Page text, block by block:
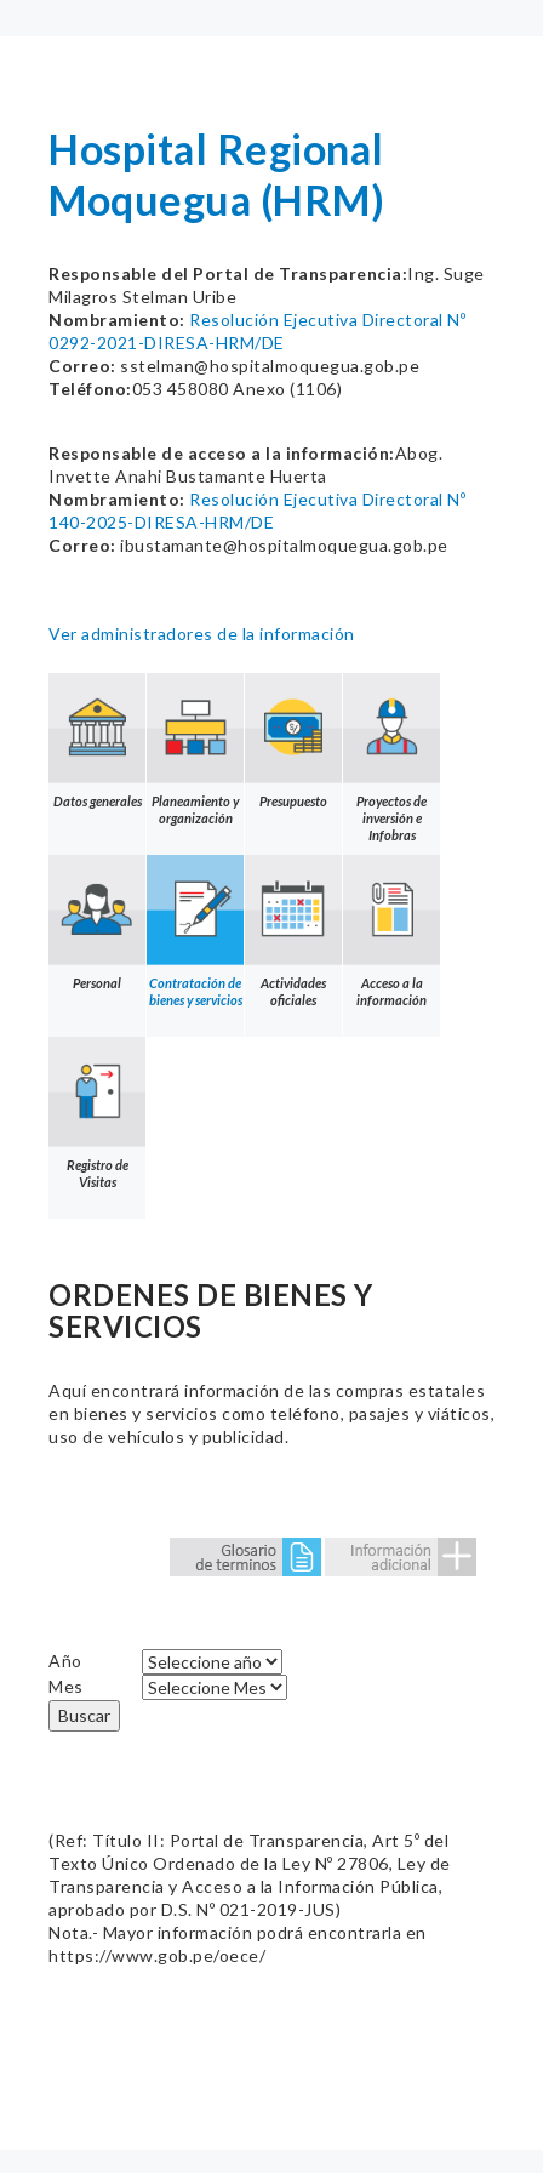
Hospital Regional
Moquegua (HRM)
Responsable del Portal de Transparencia:Ing. Suge
Milagros Stelman Uribe
Nombramiento: Resolución Ejecutiva Directoral Nº
0292-2021-DIRESA-HRM/DE
Correo: sstelman@hospitalmoquegua.gob.pe
Teléfono:053 458080 Anexo (1106)
Responsable de acceso a la información:Abog.
Invette Anahi Bustamante Huerta
Nombramiento: Resolución Ejecutiva Directoral Nº
140-2025-DIRESA-HRM/DE
Correo: ibustamante@hospitalmoquegua.gob.pe
Ver administradores de la información
Datos generales
Planeamiento y
organización
Presupuesto
Proyectos de
inversión e
Infobras
Personal
Contratación de
bienes y servicios
Actividades
oficiales
Acceso a la
información
Registro de
Visitas
ORDENES DE BIENES Y
SERVICIOS
Aquí encontrará información de las compras estatales
en bienes y servicios como teléfono, pasajes y viáticos,
uso de vehículos y publicidad.
Año
Mes
Buscar
(Ref: Título II: Portal de Transparencia, Art 5º del
Texto Único Ordenado de la Ley Nº 27806, Ley de
Transparencia y Acceso a la Información Pública,
aprobado por D.S. Nº 021-2019-JUS)
Nota.- Mayor información podrá encontrarla en
https://www.gob.pe/oece/